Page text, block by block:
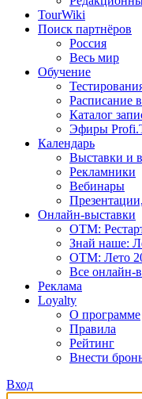
TourWiki
Поиск партнёров
Россия
Весь мир
Обучение
Расписание
Каталог
Эфиры
Календарь
Выставки и
Рекламники
Вебинары
Онлайн-выставки
OTM:
Знай наше:
OTM: Лето
Все онлайн-
Реклама
Loyalty
О программе
Правила
Рейтинг
Внести
Вход